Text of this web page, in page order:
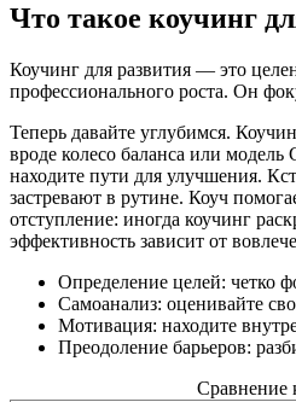
Что такое коучинг
Коучинг для развития — это
профессионального роста. Он
Теперь давайте углубимся.
вроде колесо баланса или
находите пути для улучшения.
застревают в рутине. Коуч
отступление: иногда коучинг
эффективность зависит от
Определение целей: четко
Самоанализ: оценивайте
Мотивация: находите
Преодоление барьеров:
Сравнение